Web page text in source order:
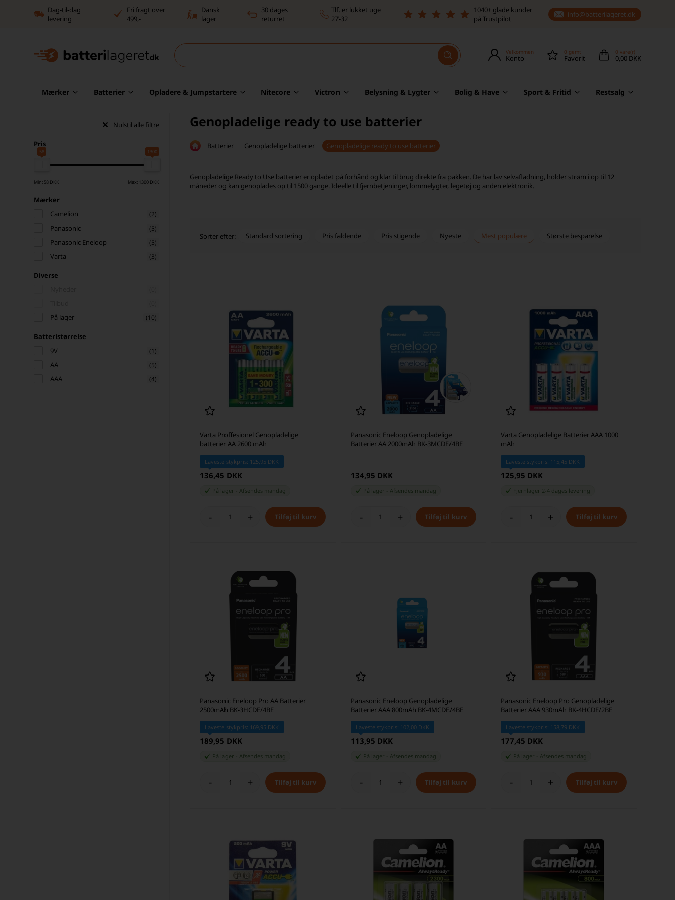
Dag-til-dag
levering
Fri fragt over
499,-
Dansk
lager
30 dages
returret
Tlf. er lukket uge
27-32
1040+ glade kunder
på Trustpilot
info@batterilageret.dk
Velkommen
Konto
0 gemt
Favorit
0 vare(r)
0,00 DKK
Mærker Batterier Opladere & Jumpstartere Nitecore Victron Belysning & Lygter Bolig & Have Sport & Fritid Restsalg
Nulstil alle filtre
Pris
58 1300
Min: 58 DKK Max: 1300 DKK
Mærker
Camelion
(2)
Panasonic (5)
Panasonic Eneloop (5)
Varta (3)
Diverse
På lager (10)
Batteristørrelse
9V
(1)
AA (5)
AAA (4)
Genopladelige ready to use batterier
Batterier Genopladelige batterier Genopladelige ready to use batterier
Genopladelige Ready to Use batterier er opladet på forhånd og klar til brug direkte fra pakken. De har lav selvafladning, holder strøm i op til 12
måneder og kan genoplades op til 1500 gange. Ideelle til fjernbetjeninger, lommelygter, legetøj og anden elektronik.
Sorter efter: Standard sortering Pris faldende Pris stigende Nyeste Mest populære Største besparelse
Varta Proffesionel Genopladelige
batterier AA 2600 mAh
Laveste stykpris: 125,95 DKK
136,45 DKK
På lager -Afsendes mandag
- +
Panasonic Eneloop Genopladelige
Batterier AA 2000mAh BK-3MCDE/4BE
134,95 DKK
På lager Afsendes mandag
- +
Varta Genopladelige Batterier AAA 1000
mAh
Laveste stykpris: 115,45 DKK
125,95 DKK
Fjernlager 2-4 dages levering
- +
Panasonic Eneloop Pro AA Batterier
2500mAh BK-3HCDE/4BE
Laveste stykpris: 169,95 DKK
189,95 DKK
På lager Afsendes mandag
- +
Panasonic Eneloop Genopladelige
Batterier AAA 800mAh BK-4MCDE/4BE
Laveste stykpris: 102,00 DKK
113,95 DKK
På lager Afsendes mandag
- +
Panasonic Eneloop Pro Genopladelige
Batterier AAA 930mAh BK-4HCDE/2BE
Laveste stykpris: 158,79 DKK
177,45 DKK
På lager Afsendes mandag
- +